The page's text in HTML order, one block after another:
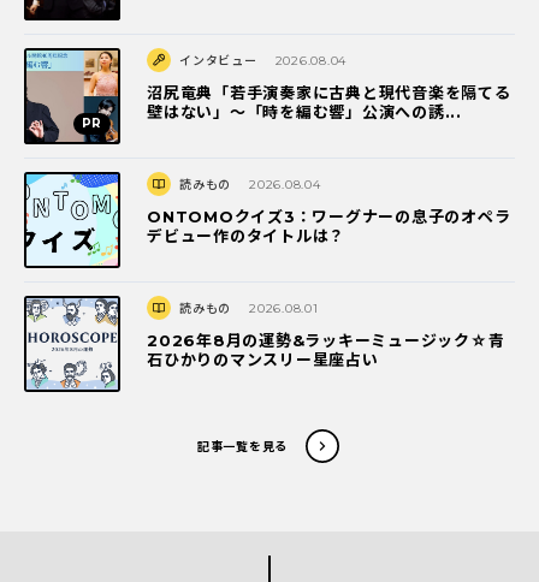
インタビュー 2026.08.04
沼尻竜典「若手演奏家に古典と現代音楽を隔てる
壁はない」～「時を編む響」公演への誘...
読みもの 2026.08.04
ONTOMOクイズ3：ワーグナーの息子のオペラ
デビュー作のタイトルは？
読みもの 2026.08.01
2026年8月の運勢&ラッキーミュージック☆青
石ひかりのマンスリー星座占い
記事一覧を見る